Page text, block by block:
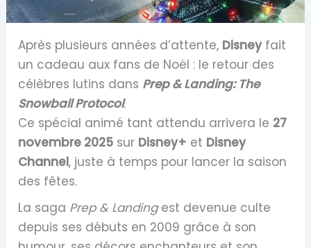
Après plusieurs années d’attente, Disneyfait
un cadeau aux fans de Noël : le retour des
célèbres lutins dans Prep & Landing: The
Snowball Protocol.
Ce spécial animé tant attendu arrivera le 27
novembre 2025 sur Disney+ et Disney
Channel, juste à temps pour lancer la saison
des fêtes.
La saga Prep & Landingest devenue culte
depuis ses débuts en 2009 grâce à son